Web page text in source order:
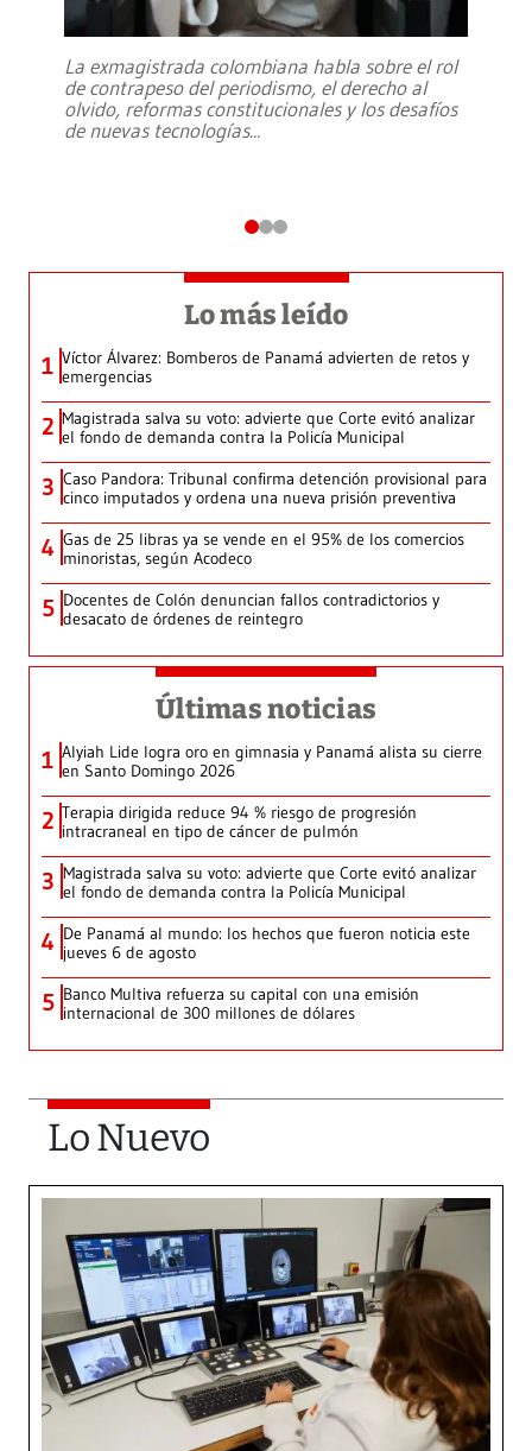
La exmagistrada colombiana habla sobre el rol
de contrapeso del periodismo, el derecho al
olvido, reformas constitucionales y los desafíos
de nuevas tecnologías...
Lo más leído
1 Víctor Álvarez: Bomberos de Panamá advierten de retos y
emergencias
2 Magistrada salva su voto: advierte que Corte evitó analizar
el fondo de demanda contra la Policía Municipal
3 Caso Pandora: Tribunal confirma detención provisional para
cinco imputados y ordena una nueva prisión preventiva
4 Gas de 25 libras ya se vende en el 95% de los comercios
minoristas, según Acodeco
5 Docentes de Colón denuncian fallos contradictorios y
desacato de órdenes de reintegro
Últimas noticias
1 Alyiah Lide logra oro en gimnasia y Panamá alista su cierre
en Santo Domingo 2026
2 Terapia dirigida reduce 94 % riesgo de progresión
intracraneal en tipo de cáncer de pulmón
3 Magistrada salva su voto: advierte que Corte evitó analizar
el fondo de demanda contra la Policía Municipal
4 De Panamá al mundo: los hechos que fueron noticia este
jueves 6 de agosto
5 Banco Multiva refuerza su capital con una emisión
internacional de 300 millones de dólares
Lo Nuevo